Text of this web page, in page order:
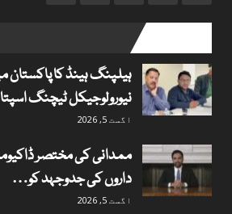
ہیلپنگ ہینڈ کا پاکستان
نیورولوجیکل ٹیچنگ
اگست 5, 2026
ممدانی کی مختصر
داروں کی جدوجہد کو…
اگست 5, 2026